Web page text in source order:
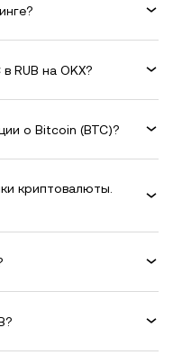
RUB на OKX?
о Bitcoin (BTC)?
криптовалюты.